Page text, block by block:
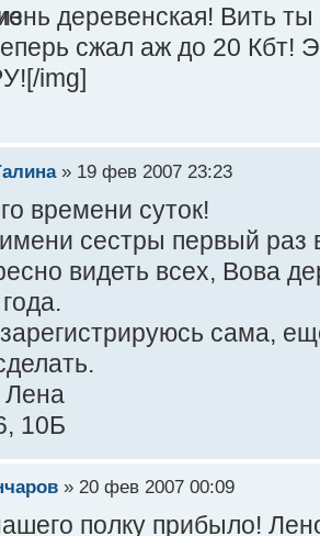
деревенская! Вить
сжал аж до 20 Кбт!
img]
» 19 фев 2007 23:23
времени суток!
сестры первый
видеть всех, Вова
сама,
Лена
10Б
» 20 фев 2007 00:09
полку прибыло!